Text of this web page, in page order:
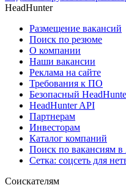
HeadHunter
Размещение вакансий
Поиск по резюме
О компании
Наши вакансии
Реклама на сайте
Требования к ПО
Безопасный
HeadHunter API
Партнерам
Инвесторам
Каталог компаний
Поиск по вакансиям в
Сетка: соцсеть для
Соискателям